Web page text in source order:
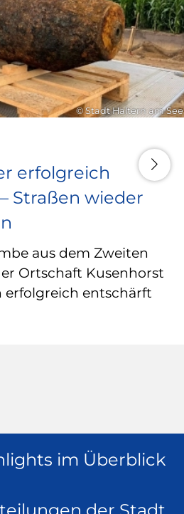
© Stadt Haltern am See
erfolgreich
Straßen wieder
aus dem Zweiten
Ortschaft Kusenhorst
erfolgreich entschärft
im Überblick